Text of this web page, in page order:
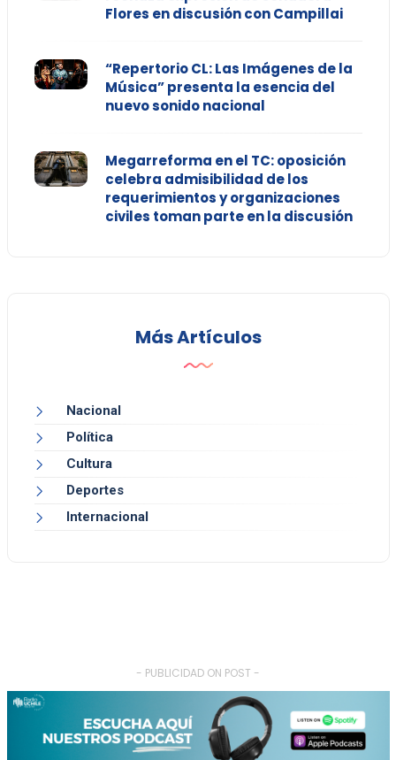
Flores en discusión con Campillai
“Repertorio CL: Las Imágenes de la
Música” presenta la esencia del
nuevo sonido nacional
Megarreforma en el TC: oposición
celebra admisibilidad de los
requerimientos y organizaciones
civiles toman parte en la discusión
Más Artículos
Nacional
Política
Cultura
Deportes
Internacional
- PUBLICIDAD ON POST -